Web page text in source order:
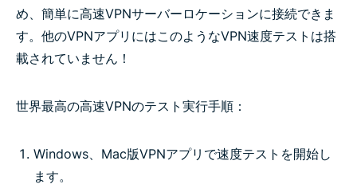
最速VPNをリスクフリーで試す
め、簡単に高速VPNサーバーロケーションに接続できま
す。他のVPNアプリにはこのようなVPN速度テストは搭
載されていません！
世界最高の高速VPNのテスト実行手順：
Windows、Mac版VPNアプリで速度テストを開始し
ます。